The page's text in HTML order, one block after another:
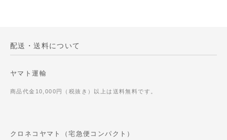
配送・送料について
ヤマト運輸
商品代金10,000円（税抜き）以上は送料無料です。
クロネコヤマト（宅急便コンパクト）